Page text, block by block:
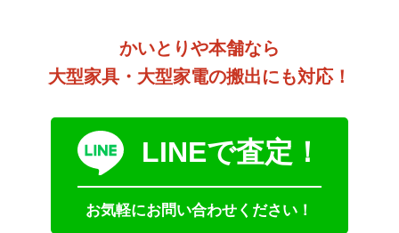
かいとりや本舗なら
大型家具・大型家電の搬出にも対応！
LINEで査定！
お気軽にお問い合わせください！